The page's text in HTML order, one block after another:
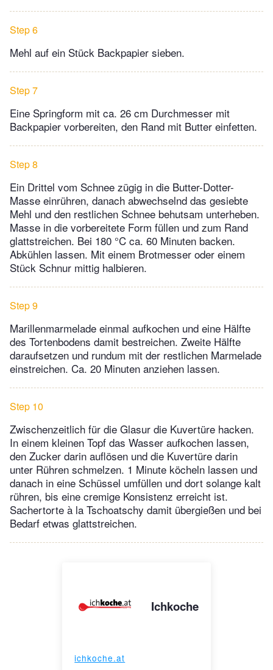
Step 6
Mehl auf ein Stück Backpapier sieben.
Step 7
Eine Springform mit ca. 26 cm Durchmesser mit
Backpapier vorbereiten, den Rand mit Butter einfetten.
Step 8
Ein Drittel vom Schnee zügig in die Butter-Dotter-
Masse einrühren, danach abwechselnd das gesiebte
Mehl und den restlichen Schnee behutsam unterheben.
Masse in die vorbereitete Form füllen und zum Rand
glattstreichen. Bei 180 °C ca. 60 Minuten backen.
Abkühlen lassen. Mit einem Brotmesser oder einem
Stück Schnur mittig halbieren.
Step 9
Marillenmarmelade einmal aufkochen und eine Hälfte
des Tortenbodens damit bestreichen. Zweite Hälfte
daraufsetzen und rundum mit der restlichen Marmelade
einstreichen. Ca. 20 Minuten anziehen lassen.
Step 10
Zwischenzeitlich für die Glasur die Kuvertüre hacken.
In einem kleinen Topf das Wasser aufkochen lassen,
den Zucker darin auflösen und die Kuvertüre darin
unter Rühren schmelzen. 1 Minute köcheln lassen und
danach in eine Schüssel umfüllen und dort solange kalt
rühren, bis eine cremige Konsistenz erreicht ist.
Sachertorte à la Tschoatschy damit übergießen und bei
Bedarf etwas glattstreichen.
Ichkoche
ichkoche.at